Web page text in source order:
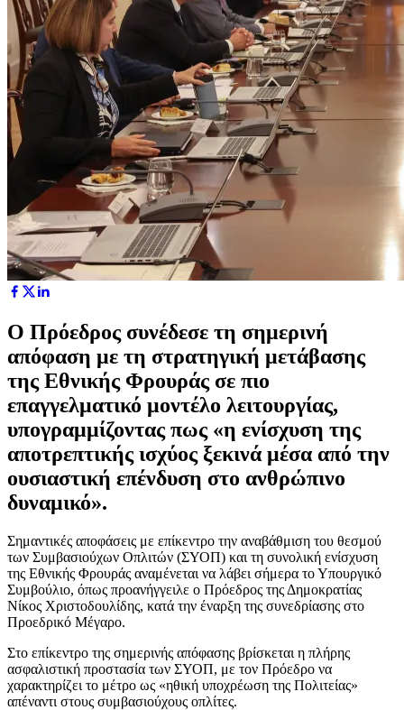
Ο Πρόεδρος συνέδεσε τη σημερινή
απόφαση με τη στρατηγική μετάβασης
της Εθνικής Φρουράς σε πιο
επαγγελματικό μοντέλο λειτουργίας,
υπογραμμίζοντας πως «η ενίσχυση της
αποτρεπτικής ισχύος ξεκινά μέσα από την
ουσιαστική επένδυση στο ανθρώπινο
δυναμικό».
Σημαντικές αποφάσεις με επίκεντρο την αναβάθμιση του θεσμού
των Συμβασιούχων Οπλιτών (ΣΥΟΠ) και τη συνολική ενίσχυση
της Εθνικής Φρουράς αναμένεται να λάβει σήμερα το Υπουργικό
Συμβούλιο, όπως προανήγγειλε ο Πρόεδρος της Δημοκρατίας
Νίκος Χριστοδουλίδης, κατά την έναρξη της συνεδρίασης στο
Προεδρικό Μέγαρο.
Στο επίκεντρο της σημερινής απόφασης βρίσκεται η πλήρης
ασφαλιστική προστασία των ΣΥΟΠ, με τον Πρόεδρο να
χαρακτηρίζει το μέτρο ως «ηθική υποχρέωση της Πολιτείας»
απέναντι στους συμβασιούχους οπλίτες.